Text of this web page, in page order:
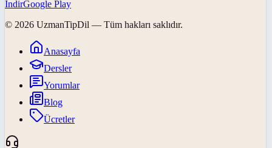
İndirGoogle Play
© 2026 UzmanTipDil — Tüm hakları saklıdır.
Anasayfa
Dersler
Yorumlar
Blog
Ücretler